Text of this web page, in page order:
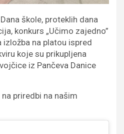
škole, proteklih dana
konkurs „Učimo zajedno”
na platou ispred
koje su prikupljena
iz Pančeva Danice
priredbi na našim